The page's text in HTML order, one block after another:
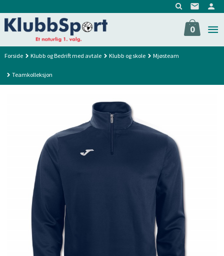
til
innholdet
0
Forside Klubb og Bedrift med avtale Klubb og skole Mjøsteam
Teamkolleksjon